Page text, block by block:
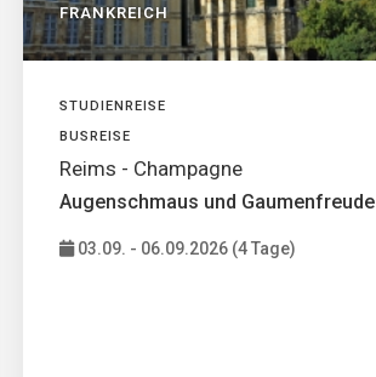
FRANKREICH
STUDIENREISE
BUSREISE
Reims - Champagne
Augenschmaus und Gaumenfreude
03.09. - 06.09.2026 (4 Tage)